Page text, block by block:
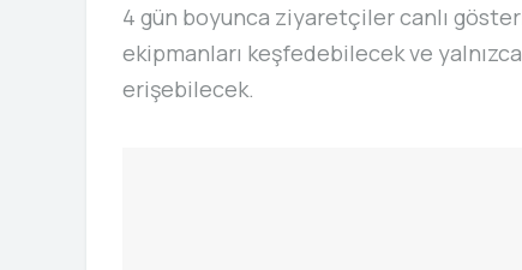
4 gün boyunca ziyaretçiler canlı
ekipmanları keşfedebilecek ve
erişebilecek.